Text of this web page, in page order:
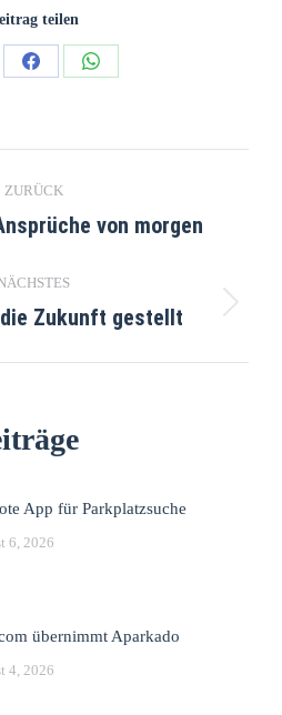
teilen
ZURÜCK
von morgen
Zukunft gestellt
App für Parkplatzsuche
6, 2026
übernimmt Aparkado
4, 2026